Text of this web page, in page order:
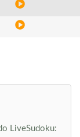
LiveSudoku: